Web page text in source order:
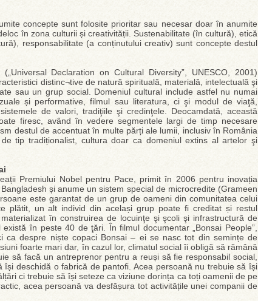
concepte sunt folosite prioritar sau necesar doar în anumite
în zona culturii și creativității. Sustenabilitate (în cultură), etică
responsabilitate (a conținutului creativ) sunt concepte destul
Declaration on Cultural Diversity”, UNESCO, 2001)
distinc¬tive de natură spirituală, materială, intelectuală şi
sau un grup social. Domeniul cultural include astfel nu numai
și performative, filmul sau literatura, ci şi modul de viaţă,
de valori, tradiţiile şi credinţele. Deocamdată, această
firesc, având în vedere segmentele largi de timp necesare
destul de accentuat în multe părți ale lumii, inclusiv în România
tip tradiționalist, cultura doar ca domeniul extins al artelor şi
Premiului Nobel pentru Pace, primit în 2006 pentru inovația
și anume un sistem special de microcredite (Grameen
este garantat de un grup de oameni din comunitatea celui
plătit, un alt individ din același grup poate fi creditat și restul
în construirea de locuinţe şi şcoli şi infrastructură de
în peste 40 de ţări. În filmul documentar „Bonsai People”,
ca despre niște copaci Bonsai – ei se nasc tot din semințe de
foarte mari dar, în cazul lor, climatul social îi obligă să rămână
să facă un antreprenor pentru a reuși să fie responsabil social,
își deschidă o fabrică de pantofi. Acea persoană nu trebuie să își
ci trebuie să își seteze ca viziune dorința ca toți oamenii de pe
acea persoană va desfășura tot activitățile unei companii de